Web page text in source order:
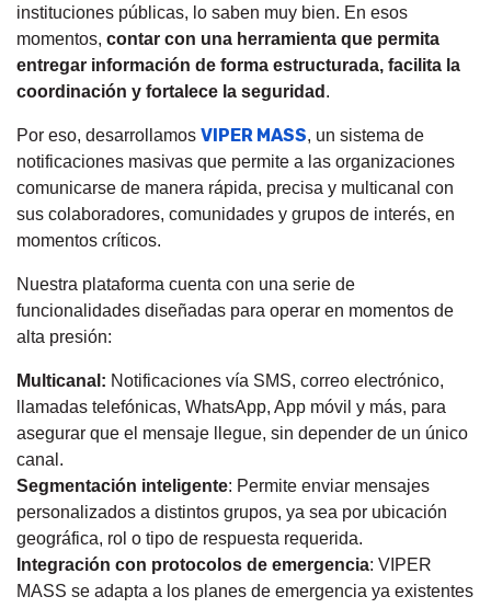
instituciones públicas, lo saben muy bien. En esos
momentos, contar con una herramienta que permita
entregar información de forma estructurada, facilita la
coordinación y fortalece la seguridad .
Por eso, desarrollamos VIPER MASS, un sistema de
notificaciones masivas que permite a las organizaciones
comunicarse de manera rápida, precisa y multicanal con
sus colaboradores, comunidades y grupos de interés, en
momentos críticos.
Nuestra plataforma cuenta con una serie de
funcionalidades diseñadas para operar en momentos de
alta presión:
Multicanal: Notificaciones vía SMS, correo electrónico,
llamadas telefónicas, WhatsApp, App móvil y más, para
asegurar que el mensaje llegue, sin depender de un único
canal.
Segmentación inteligente: Permite enviar mensajes
personalizados a distintos grupos, ya sea por ubicación
geográfica, rol o tipo de respuesta requerida.
Integración con protocolos de emergencia: VIPER
MASS se adapta a los planes de emergencia ya existentes